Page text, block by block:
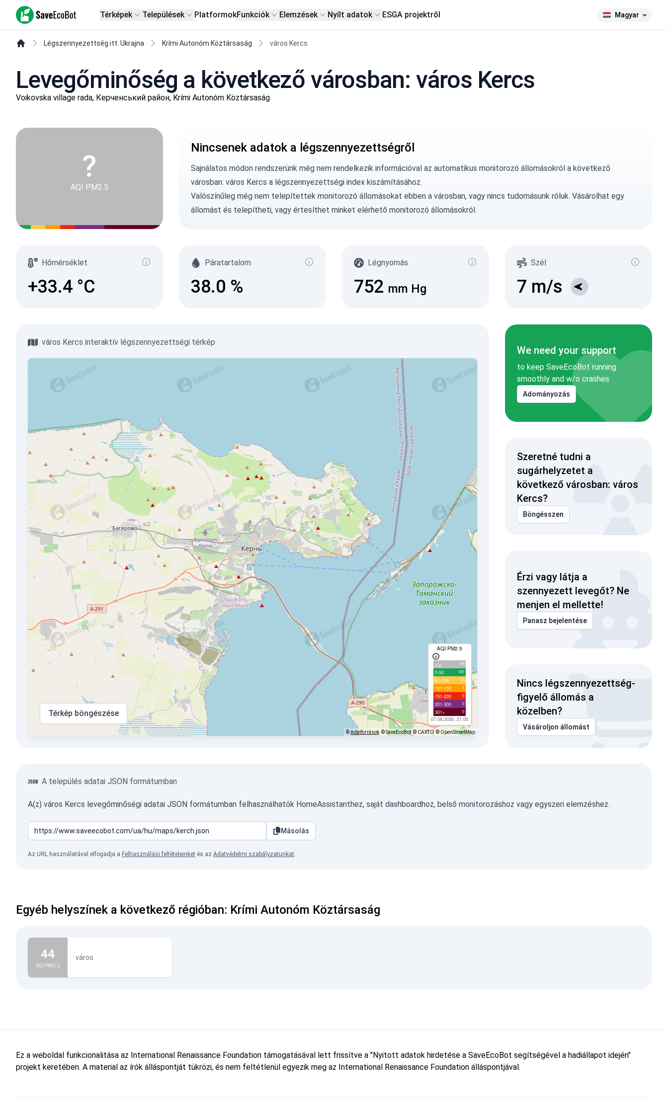
SaveEcoBot Térképek Települések PlatformokFunkciók Elemzések Nyílt adatok ESGA projektről Magyar
Légszennyezettség itt: Ukrajna Krími Autonóm Köztársaság város Kercs
Levegőminőség a következő városban: város Kercs
Voikovska village rada, Керченський район, Krími Autonóm Köztársaság
?
AQI PM2.5
Nincsenek adatok a légszennyezettségről
Sajnálatos módon rendszerünk még nem rendelkezik információval az automatikus monitorozó állomásokról a következő
városban: város Kercs a légszennyezettségi index kiszámításához.
Valószínűleg még nem telepítettek monitorozó állomásokat ebben a városban, vagy nincs tudomásunk róluk. Vásárolhat egy
állomást és telepítheti, vagy értesíthet minket elérhető monitorozó állomásokról.
Hőmérséklet
+33.4 °C
Páratartalom
38.0 %
Légnyomás
752 mm Hg
Szél
7 m/s
város Kercs interaktív légszennyezettségi térkép
AQI PM2.5
с/д 95
0-50 181
51-100 73
101-150 1
151-200 0
201-300 0
301+ 0
07.08.2026, 21:00
Térkép böngészése
©Adatforrások © SaveEcoBot © CARTO © OpenStreetMap
We need your support
to keep SaveEcoBot running
smoothly and w/o crashes
Adományozás
Szeretné tudni a
sugárhelyzetet a
következő városban: város
Kercs?
Böngésszen
Érzi vagy látja a
szennyezett levegőt? Ne
menjen el mellette!
Panasz bejelentése
Nincs légszennyezettség-
figyelő állomás a
közelben?
Vásároljon állomást
A település adatai JSON formátumban
A(z) város Kercs levegőminőségi adatai JSON formátumban felhasználhatók HomeAssistanthez, saját dashboardhoz, belső monitorozáshoz vagy egyszeri elemzéshez.
Másolás
Az URL használatával elfogadja a Felhasználási feltételeinket és az Adatvédelmi szabályzatunkat.
Egyéb helyszínek a következő régióban: Krími Autonóm Köztársaság
44
AQI PM2.5
város
Ez a weboldal funkcionalitása az International Renaissance Foundation támogatásával lett frissítve a "Nyitott adatok hirdetése a SaveEcoBot segítségével a hadiállapot idején"
projekt keretében. A material az írók álláspontját tükrözi, és nem feltétlenül egyezik meg az International Renaissance Foundation álláspontjával.